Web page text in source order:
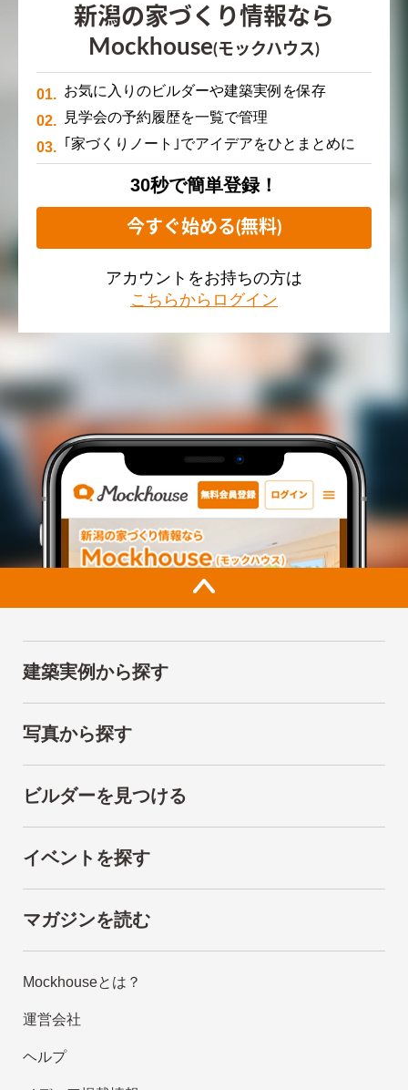
新潟の家づくり情報なら
Mockhouse(モックハウス)
お気に入りのビルダーや建築実例を保存
見学会の予約履歴を一覧で管理
｢家づくりノート｣でアイデアをひとまとめに
30秒で簡単登録！
今すぐ始める(無料)
アカウントをお持ちの方は
こちらからログイン
建築実例から探す
写真から探す
ビルダーを見つける
イベントを探す
マガジンを読む
Mockhouseとは？
運営会社
ヘルプ